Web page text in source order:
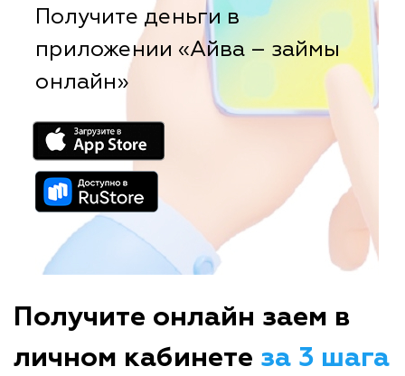
Получите деньги в
приложении «Айва – займы
онлайн»
Получите онлайн заем в
личном кабинете за 3 шага